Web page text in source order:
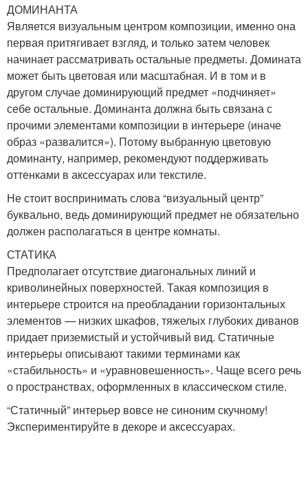
ДОМИНАНТА
Является визуальным центром композиции, именно она
первая притягивает взгляд, и только затем человек
начинает рассматривать остальные предметы. Домината
может быть цветовая или масштабная. И в том и в
другом случае доминирующий предмет «подчиняет»
себе остальные. Доминанта должна быть связана с
прочими элементами композиции в интерьере (иначе
образ «развалится»). Потому выбранную цветовую
доминанту, например, рекомендуют поддерживать
оттенками в аксессуарах или текстиле.
Не стоит воспринимать слова “визуальный центр”
буквально, ведь доминирующий предмет не обязательно
должен располагаться в центре комнаты.
СТАТИКА
Предполагает отсутствие диагональных линий и
криволинейных поверхностей. Такая композиция в
интерьере строится на преобладании горизонтальных
элементов — низких шкафов, тяжелых глубоких диванов
придает приземистый и устойчивый вид. Статичные
интерьеры описывают такими терминами как
«стабильность» и «уравновешенность». Чаще всего речь
о пространствах, оформленных в классическом стиле.
“Статичный” интерьер вовсе не синоним скучному!
Экспериментируйте в декоре и аксессуарах.